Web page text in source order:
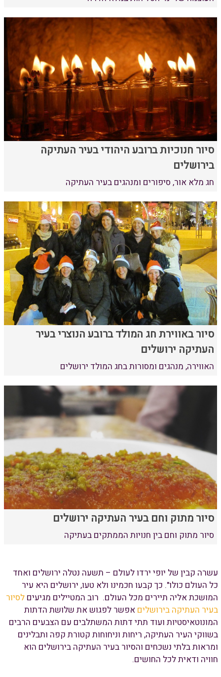
סיור חנוכיות ברובע היהודי בעיר העתיקה
בירושלים
חג מלא אור, סיפורים ומנהגים בעיר העתיקה
סיור באווירת חג המולד ברובע הנוצרי בעיר
העתיקה ירושלים
האווירה, מנהגים ומסורות בחג המולד ירושלים
סיור מתוק וחם בעיר העתיקה ירושלים
סיור מתוק וחם בין חנויות הממתקים בעתיקה
עשרה קבין של יופי ירדו לעולם – תשעה נטלה ירושלים ואחד
כל העולם כולו". כך קבעו חכמינו ולא טעו, ירושלים היא עיר
המושכת אליה תיירים מכל העולם. רוב המטיילים מגיעים לסיור
בעיר העתיקה בירושלים אפשר לפגוש את שלושת הדתות
המונוטאיסטיות ועוד תתי דתות המשתלבים עם הצבעים הרבים
בשווקי העיר העתיקה, ריחות וניחוחות קטורת קפה ותבלינים
ומראות בלתי נשכחים והסיור בעיר העתיקה בירושלים הוא
חוויה ודאית לכל החושים.